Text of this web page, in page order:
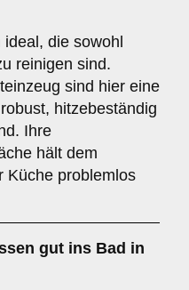
die sowohl
reinigen sind.
sind hier eine
hitzebeständig
Ihre
hält dem
Küche problemlos
gut ins Bad in